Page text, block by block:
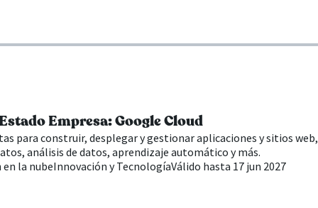
Empresa: Google Cloud
para construir, desplegar y gestionar aplicaciones y sitios web,
análisis de datos, aprendizaje automático y más.
la nubeInnovación y TecnologíaVálido hasta 17 jun 2027